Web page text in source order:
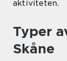
aktiviteten.
Typer
Skåne